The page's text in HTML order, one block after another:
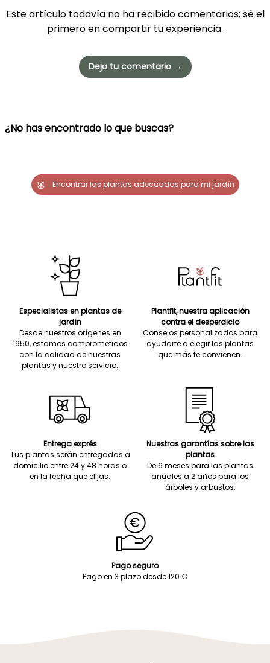
Este artículo todavía no ha recibido comentarios; sé el
primero en compartir tu experiencia.
Deja tu comentario →
¿No has encontrado lo que buscas?
Encontrar las plantas adecuadas para mi jardín
Especialistas en plantas de
jardín
Desde nuestros orígenes en
1950, estamos comprometidos
con la calidad de nuestras
plantas y nuestro servicio.
Plantfit, nuestra aplicación
contra el desperdicio
Consejos personalizados para
ayudarte a elegir las plantas
que más te convienen.
Entrega exprés
Tus plantas serán entregadas a
domicilio entre 24 y 48 horas o
en la fecha que elijas.
Nuestras garantías sobre las
plantas
De 6 meses para las plantas
anuales a 2 años para los
árboles y arbustos.
Pago seguro
Pago en 3 plazo desde 120 €